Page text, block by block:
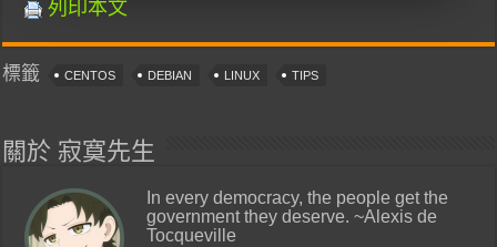
列印本文
標籤 CENTOS DEBIAN LINUX TIPS
關於 寂寞先生
In every democracy, the people get the
government they deserve. ~Alexis de
Tocqueville